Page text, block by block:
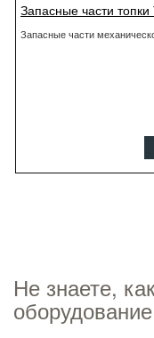
Запасные части
Запасные части
Не знаете,